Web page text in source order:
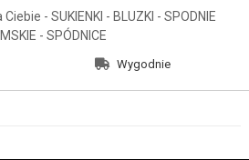
- SUKIENKI - BLUZKI - SPODNIE
- SPÓDNICE
Wygodnie